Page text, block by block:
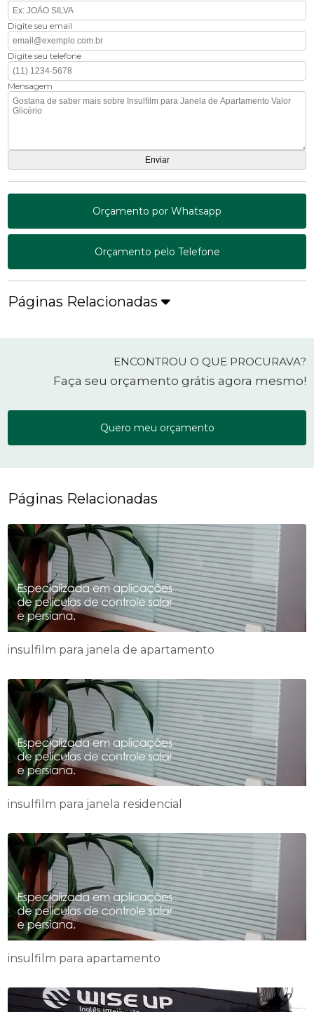
Digite seu email
Digite seu telefone
Mensagem
Orçamento por Whatsapp
Orçamento pelo Telefone
Páginas Relacionadas
ENCONTROU O QUE PROCURAVA?
Faça seu orçamento grátis agora mesmo!
Quero meu orçamento
Páginas Relacionadas
insulfilm para janela de apartamento
insulfilm para janela residencial
insulfilm para apartamento